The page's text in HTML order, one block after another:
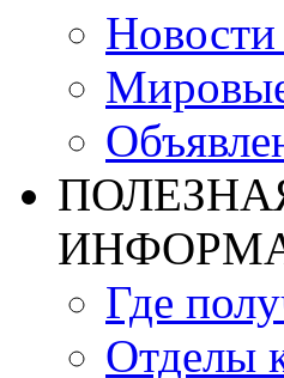
Где
Отделы